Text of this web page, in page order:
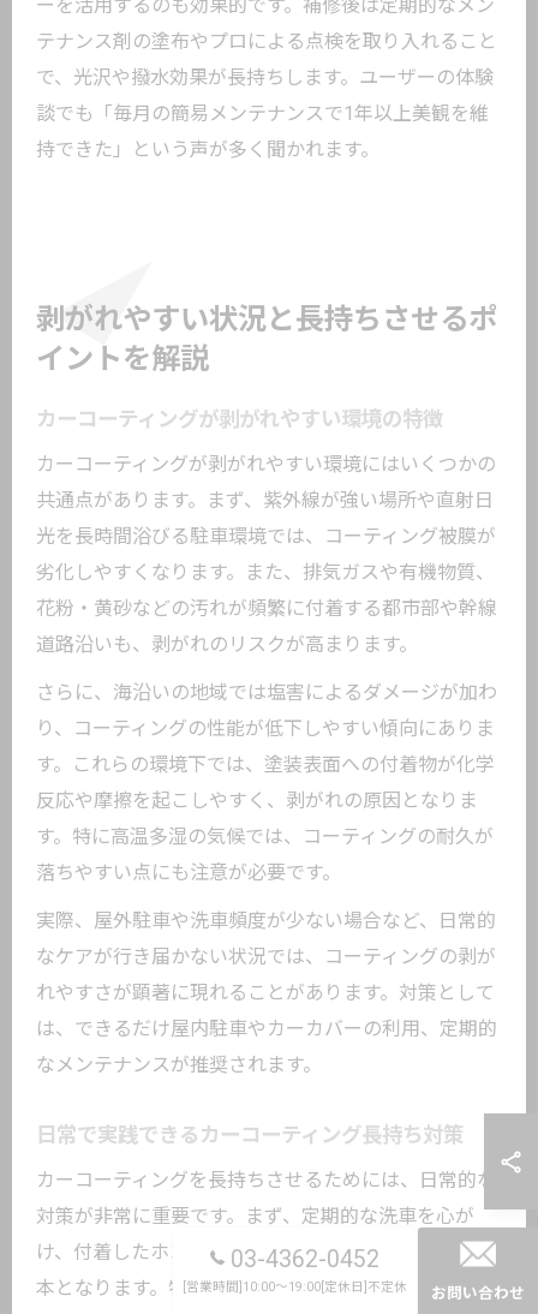
ーを活用するのも効果的です。補修後は定期的なメン
テナンス剤の塗布やプロによる点検を取り入れること
で、光沢や撥水効果が長持ちします。ユーザーの体験
談でも「毎月の簡易メンテナンスで1年以上美観を維
持できた」という声が多く聞かれます。
剥がれやすい状況と長持ちさせるポ
イントを解説
カーコーティングが剥がれやすい環境の特徴
カーコーティングが剥がれやすい環境にはいくつかの
共通点があります。まず、紫外線が強い場所や直射日
光を長時間浴びる駐車環境では、コーティング被膜が
劣化しやすくなります。また、排気ガスや有機物質、
花粉・黄砂などの汚れが頻繁に付着する都市部や幹線
道路沿いも、剥がれのリスクが高まります。
さらに、海沿いの地域では塩害によるダメージが加わ
り、コーティングの性能が低下しやすい傾向にありま
す。これらの環境下では、塗装表面への付着物が化学
反応や摩擦を起こしやすく、剥がれの原因となりま
す。特に高温多湿の気候では、コーティングの耐久が
落ちやすい点にも注意が必要です。
実際、屋外駐車や洗車頻度が少ない場合など、日常的
なケアが行き届かない状況では、コーティングの剥が
れやすさが顕著に現れることがあります。対策として
は、できるだけ屋内駐車やカーカバーの利用、定期的
なメンテナンスが推奨されます。
日常で実践できるカーコーティング長持ち対策
カーコーティングを長持ちさせるためには、日常的な
対策が非常に重要です。まず、定期的な洗車を心が
け、付着したホコリや汚れを早めに除去することが基
本となります。特に中性洗剤を使い、コーティング被
03-4362-0452
[営業時間]10:00～19:00[定休日]不定休 お問い合わせ